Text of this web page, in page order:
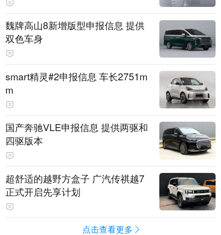
魏牌高山8新增版型申报信息 提供
双色车身
smart精灵#2申报信息 车长2751m
m
国产奔驰VLE申报信息 提供两驱和
四驱版本
超舒适的越野方盒子 广汽传祺越7
正式开启先享计划
点击查看更多